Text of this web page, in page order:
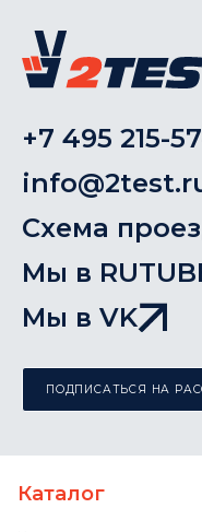
+7 495 215-
Схема
Мы в
Мы в VK
ПОДПИСАТЬСЯ НА
Каталог